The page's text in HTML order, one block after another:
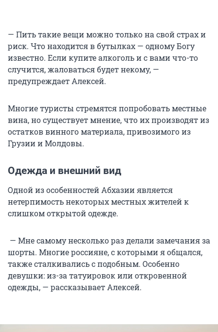
— Пить такие вещи можно только на свой страх и
риск. Что находится в бутылках — одному Богу
известно. Если купите алкоголь и с вами что-то
случится, жаловаться будет некому, —
предупреждает Алексей.
Многие туристы стремятся попробовать местные
вина, но существует мнение, что их производят из
остатков винного материала, привозимого из
Грузии и Молдовы.
Одежда и внешний вид
Одной из особенностей Абхазии является
нетерпимость некоторых местных жителей к
слишком открытой одежде.
— Мне самому несколько раз делали замечания за
шорты. Многие россияне, с которыми я общался,
также сталкивались с подобным. Особенно
девушки: из-за татуировок или откровенной
одежды, — рассказывает Алексей.